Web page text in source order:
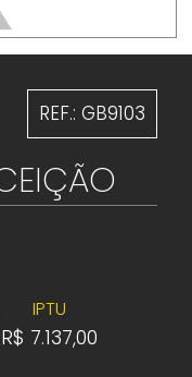
REF.: GB9103
IPTU
R$ 7.137,00